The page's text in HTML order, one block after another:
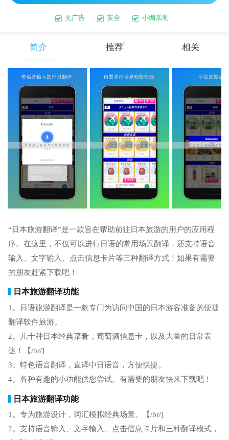
无广告 安全 小编亲测
简介 推荐0 相关
“日本旅游翻译”是一款旨在帮助前往日本旅游的用户的应用程
序。在这里，不仅可以进行日语的常用场景翻译，还支持语音
输入、文字输入、点击信息卡片等三种翻译方式！如果有需要
的朋友赶紧下载吧！
日本旅游翻译功能
1。日语旅游翻译是一款专门为访问中国的日本游客准备的便捷
翻译软件旅游。
2。几十种日本经典菜肴，葡萄酒信息卡，以及大量的日常表
达！【/br/]
3。特色语音翻译，直译中日语音，方便快捷。
4。各种有趣的小功能供您尝试。有需要的朋友快来下载吧！
日本旅游翻译功能
1。专为旅游设计，词汇模拟经典场景。【/br/]
2。支持语音输入、文字输入、点击信息卡片和三种翻译模式，